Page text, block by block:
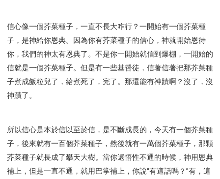
信心像一個芥菜種子，一直不長大咋行？一開始有一個芥菜種
子，是神給你恩典。因為你有芥菜種子的信心，神就開始恩待
你，我們的神太有恩典了。不是你一開始就信到爆棚，一開始的
信就是一個芥菜種子。但是有一些基督徒，信著信著把那芥菜種
子煮成飯粒兒了，給煮死了，完了。那還能有神蹟啊？沒了，沒
神蹟了。
所以信心是本於信以至於信，是不斷成長的，今天有一個芥菜種
子，後來就有一百個芥菜種子，然後就有一萬個芥菜種子，那顆
芥菜種子就長成了攀天大樹。當你還悟性不通的時候，神用恩典
補上，但是一直不通，就用巴掌補上，你說“有這話嗎？”有，這